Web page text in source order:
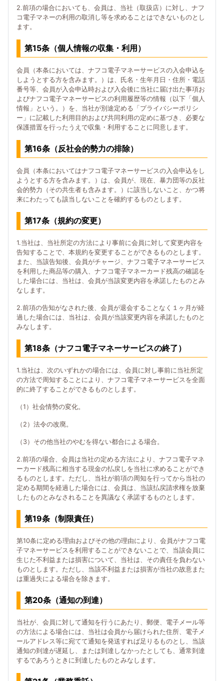
2.前項の場合においても、会員は、当社（取扱店）に対し、ナフ
コ電子マネーの利用の取消し等を求めることはできないものとし
ます。
第15条（個人情報の収集・利用）
会員（本条においては、ナフコ電子マネーサービスの入会申込を
しようとする方を含みます。）は、氏名・生年月日・住所・電話
番号等、会員が入会申込時および入会後に当社に届け出た事項お
よびナフコ電子マネーサービスの利用履歴等の情報（以下「個人
情報」という。）を、当社が別途定める「プライバシーポリシ
ー」に記載した利用目的および共同利用の定めに基づき、必要な
保護措置を行ったうえで収集・利用することに同意します。
第16条（反社会的勢力の排除）
会員（本条においてはナフコ電子マネーサービスの入会申込をし
ようとする方を含みます。）は、会員が、現在、暴力団等の反社
会的勢力（その共生者も含みます。）に該当しないこと、かつ将
来にわたっても該当しないことを確約するものとします。
第17条（規約の変更）
1.当社は、当社所定の方法により事前に会員に対して変更内容を
告知することで、本規約を変更することができるものとします。
また、当該告知後、会員がチャージ、ナフコ電子マネーサービス
を利用した商品等の購入、ナフコ電子マネーカード残高の確認を
した場合には、当社は、会員が当該変更内容を承諾したものとみ
なします。
2.前項の告知がなされた後、会員が退会することなく１ヶ月が経
過した場合には、当社は、会員が当該変更内容を承諾したものと
みなします。
第18条（ナフコ電子マネーサービスの終了）
1.当社は、次のいずれかの場合には、会員に対し事前に当社所定
の方法で周知することにより、ナフコ電子マネーサービスを全面
的に終了することができるものとします。
（1）社会情勢の変化。
（2）法令の改廃。
（3）その他当社のやむを得ない都合による場合。
2.前項の場合、会員は当社の定める方法により、ナフコ電子マネ
ーカード残高に相当する現金の払戻しを当社に求めることができ
るものとします。ただし、当社が前項の周知を行ってから当社の
定める期間を経過した場合には、会員は、当該払戻請求権を放棄
したものとみなされることを異議なく承諾するものとします。
第19条（制限責任）
第10条に定める理由およびその他の理由により、会員がナフコ電
子マネーサービスを利用することができないことで、当該会員に
生じた不利益または損害について、当社は、その責任を負わない
ものとします。ただし、当該不利益または損害が当社の故意また
は重過失による場合を除きます。
第20条（通知の到達）
当社が、会員に対して通知を行うにあたり、郵便、電子メール等
の方法による場合には、当社は会員から届けられた住所、電子メ
ールアドレス等に宛てて通知を発送すれば足りるものとし、当該
通知の到達が遅延し、または到達しなかったとしても、通常到達
するであろうときに到達したものとみなします。